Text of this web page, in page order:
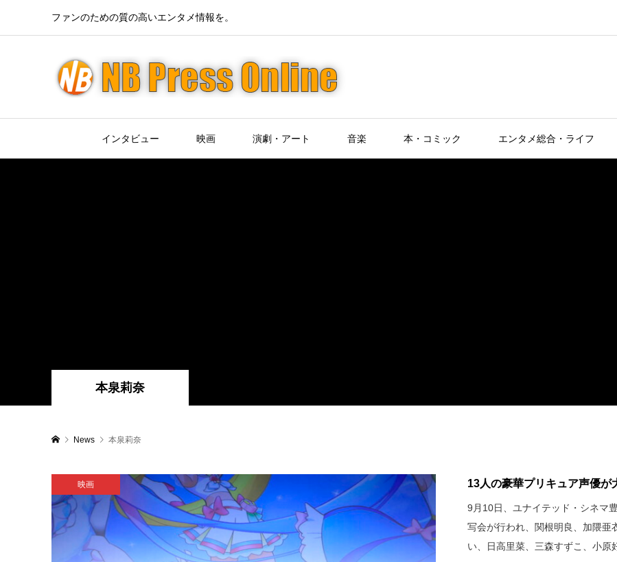
ファンのための質の高いエンタメ情報を。
インタビュー 映画 演劇・アート 音楽 本・コミック エンタメ総合・ライフ
本泉莉奈
News 本泉莉奈
映画 13人の豪華プリキュア声優が
9月10日、ユナイテッド・シネマ
写会が行われ、関根明良、加隈亜
い、日高里菜、三森すずこ、小原